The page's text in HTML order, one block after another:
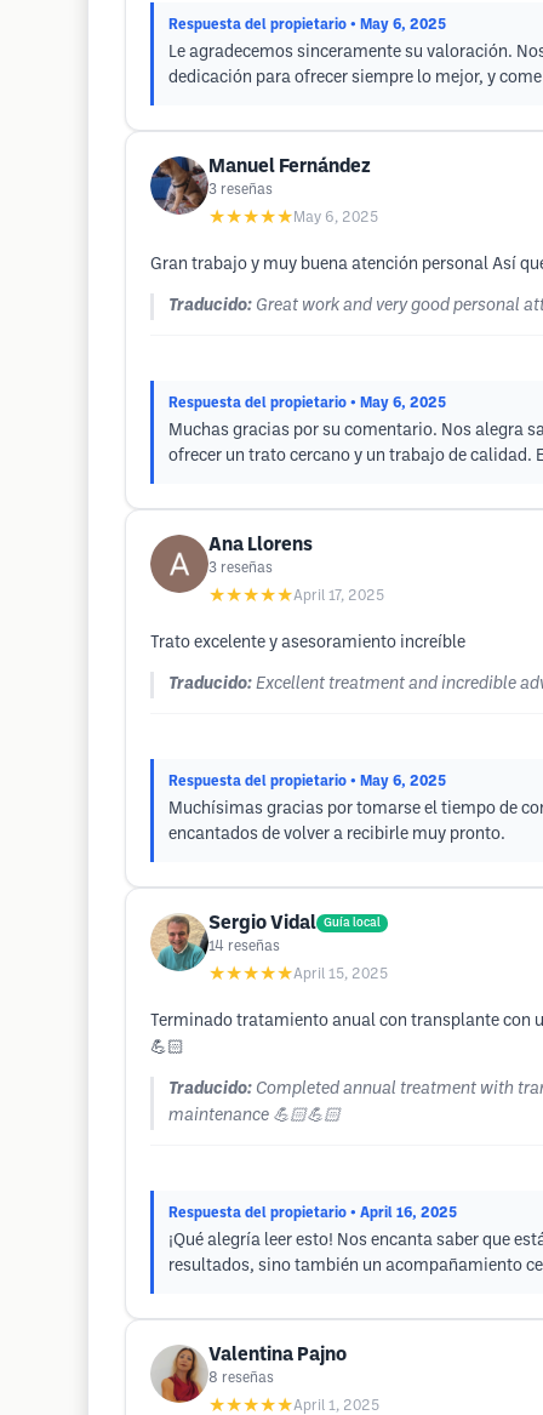
Respuesta del propietario • May 6, 2025
Le agradecemos sinceramente su valoración.
dedicación para ofrecer siempre lo mejor, y
Manuel Fernández
3 reseñas
★★★★★ May 6, 2025
Gran trabajo y muy buena atención personal Así
Traducido: Great work and very good personal
Respuesta del propietario • May 6, 2025
Muchas gracias por su comentario. Nos alegra
ofrecer un trato cercano y un trabajo de calidad.
Ana Llorens
3 reseñas
★★★★★April 17, 2025
Trato excelente y asesoramiento increíble
Traducido: Excellent treatment and incredible
Respuesta del propietario • May 6, 2025
Muchísimas gracias por tomarse el tiempo de
encantados de volver a recibirle muy pronto.
Sergio Vidal Guía local
14 reseñas
★★★★★April 15, 2025
Terminado tratamiento anual con transplante
💪🏻
Traducido: Completed annual treatment with
maintenance 💪🏻💪🏻
Respuesta del propietario • April 16, 2025
¡Qué alegría leer esto! Nos encanta saber que
resultados, sino también un acompañamiento
Valentina Pajno
8 reseñas
★★★★★April 1, 2025